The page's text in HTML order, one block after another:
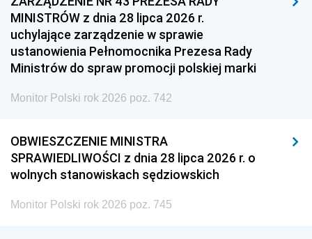
MINISTRÓW z dnia 28 lipca 2026 r.
uchylające zarządzenie w sprawie
ustanowienia Pełnomocnika Prezesa Rady
Ministrów do spraw promocji polskiej marki
Monitor Polski rok 2026 poz. 742
OBWIESZCZENIE MINISTRA
SPRAWIEDLIWOŚCI z dnia 28 lipca 2026 r. o
wolnych stanowiskach sędziowskich
Monitor Polski rok 2026 poz. 745